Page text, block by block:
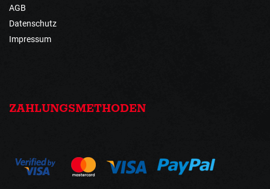
AGB
Datenschutz
Impressum
ZAHLUNGSMETHODEN